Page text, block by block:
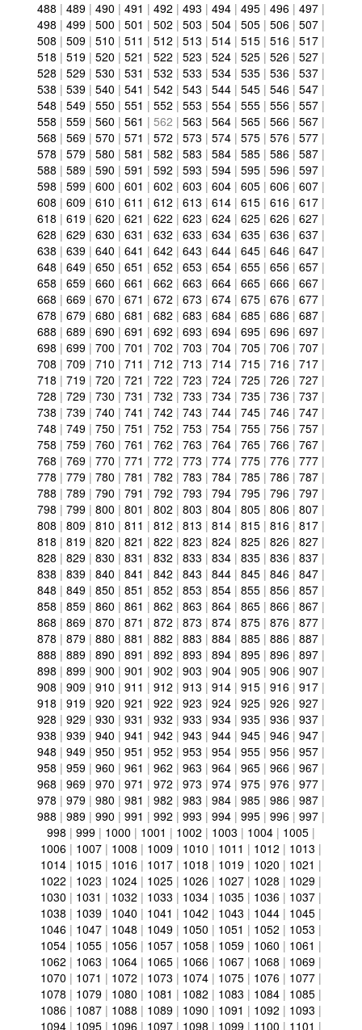
488 | 489 | 490 | 491 | 492 | 493 | 494 | 495 | 496 | 497 |
498 | 499 | 500 | 501 | 502 | 503 | 504 | 505 | 506 | 507 |
508 | 509 | 510 | 511 | 512 | 513 | 514 | 515 | 516 | 517 |
518 | 519 | 520 | 521 | 522 | 523 | 524 | 525 | 526 | 527 |
528 | 529 | 530 | 531 | 532 | 533 | 534 | 535 | 536 | 537 |
538 | 539 | 540 | 541 | 542 | 543 | 544 | 545 | 546 | 547 |
548 | 549 | 550 | 551 | 552 | 553 | 554 | 555 | 556 | 557 |
558 | 559 | 560 | 561 | 562 | 563 | 564 | 565 | 566 | 567 |
568 | 569 | 570 | 571 | 572 | 573 | 574 | 575 | 576 | 577 |
578 | 579 | 580 | 581 | 582 | 583 | 584 | 585 | 586 | 587 |
588 | 589 | 590 | 591 | 592 | 593 | 594 | 595 | 596 | 597 |
598 | 599 | 600 | 601 | 602 | 603 | 604 | 605 | 606 | 607 |
608 | 609 | 610 | 611 | 612 | 613 | 614 | 615 | 616 | 617 |
618 | 619 | 620 | 621 | 622 | 623 | 624 | 625 | 626 | 627 |
628 | 629 | 630 | 631 | 632 | 633 | 634 | 635 | 636 | 637 |
638 | 639 | 640 | 641 | 642 | 643 | 644 | 645 | 646 | 647 |
648 | 649 | 650 | 651 | 652 | 653 | 654 | 655 | 656 | 657 |
658 | 659 | 660 | 661 | 662 | 663 | 664 | 665 | 666 | 667 |
668 | 669 | 670 | 671 | 672 | 673 | 674 | 675 | 676 | 677 |
678 | 679 | 680 | 681 | 682 | 683 | 684 | 685 | 686 | 687 |
688 | 689 | 690 | 691 | 692 | 693 | 694 | 695 | 696 | 697 |
698 | 699 | 700 | 701 | 702 | 703 | 704 | 705 | 706 | 707 |
708 | 709 | 710 | 711 | 712 | 713 | 714 | 715 | 716 | 717 |
718 | 719 | 720 | 721 | 722 | 723 | 724 | 725 | 726 | 727 |
728 | 729 | 730 | 731 | 732 | 733 | 734 | 735 | 736 | 737 |
738 | 739 | 740 | 741 | 742 | 743 | 744 | 745 | 746 | 747 |
748 | 749 | 750 | 751 | 752 | 753 | 754 | 755 | 756 | 757 |
758 | 759 | 760 | 761 | 762 | 763 | 764 | 765 | 766 | 767 |
768 | 769 | 770 | 771 | 772 | 773 | 774 | 775 | 776 | 777 |
778 | 779 | 780 | 781 | 782 | 783 | 784 | 785 | 786 | 787 |
788 | 789 | 790 | 791 | 792 | 793 | 794 | 795 | 796 | 797 |
798 | 799 | 800 | 801 | 802 | 803 | 804 | 805 | 806 | 807 |
808 | 809 | 810 | 811 | 812 | 813 | 814 | 815 | 816 | 817 |
818 | 819 | 820 | 821 | 822 | 823 | 824 | 825 | 826 | 827 |
828 | 829 | 830 | 831 | 832 | 833 | 834 | 835 | 836 | 837 |
838 | 839 | 840 | 841 | 842 | 843 | 844 | 845 | 846 | 847 |
848 | 849 | 850 | 851 | 852 | 853 | 854 | 855 | 856 | 857 |
858 | 859 | 860 | 861 | 862 | 863 | 864 | 865 | 866 | 867 |
868 | 869 | 870 | 871 | 872 | 873 | 874 | 875 | 876 | 877 |
878 | 879 | 880 | 881 | 882 | 883 | 884 | 885 | 886 | 887 |
888 | 889 | 890 | 891 | 892 | 893 | 894 | 895 | 896 | 897 |
898 | 899 | 900 | 901 | 902 | 903 | 904 | 905 | 906 | 907 |
908 | 909 | 910 | 911 | 912 | 913 | 914 | 915 | 916 | 917 |
918 | 919 | 920 | 921 | 922 | 923 | 924 | 925 | 926 | 927 |
928 | 929 | 930 | 931 | 932 | 933 | 934 | 935 | 936 | 937 |
938 | 939 | 940 | 941 | 942 | 943 | 944 | 945 | 946 | 947 |
948 | 949 | 950 | 951 | 952 | 953 | 954 | 955 | 956 | 957 |
958 | 959 | 960 | 961 | 962 | 963 | 964 | 965 | 966 | 967 |
968 | 969 | 970 | 971 | 972 | 973 | 974 | 975 | 976 | 977 |
978 | 979 | 980 | 981 | 982 | 983 | 984 | 985 | 986 | 987 |
988 | 989 | 990 | 991 | 992 | 993 | 994 | 995 | 996 | 997 |
998 | 999 | 1000 | 1001 | 1002 | 1003 | 1004 | 1005 |
1006 | 1007 | 1008 | 1009 | 1010 | 1011 | 1012 | 1013 |
1014 | 1015 | 1016 | 1017 | 1018 | 1019 | 1020 | 1021 |
1022 | 1023 | 1024 | 1025 | 1026 | 1027 | 1028 | 1029 |
1030 | 1031 | 1032 | 1033 | 1034 | 1035 | 1036 | 1037 |
1038 | 1039 | 1040 | 1041 | 1042 | 1043 | 1044 | 1045 |
1046 | 1047 | 1048 | 1049 | 1050 | 1051 | 1052 | 1053 |
1054 | 1055 | 1056 | 1057 | 1058 | 1059 | 1060 | 1061 |
1062 | 1063 | 1064 | 1065 | 1066 | 1067 | 1068 | 1069 |
1070 | 1071 | 1072 | 1073 | 1074 | 1075 | 1076 | 1077 |
1078 | 1079 | 1080 | 1081 | 1082 | 1083 | 1084 | 1085 |
1086 | 1087 | 1088 | 1089 | 1090 | 1091 | 1092 | 1093 |
1094 | 1095 | 1096 | 1097 | 1098 | 1099 | 1100 | 1101 |